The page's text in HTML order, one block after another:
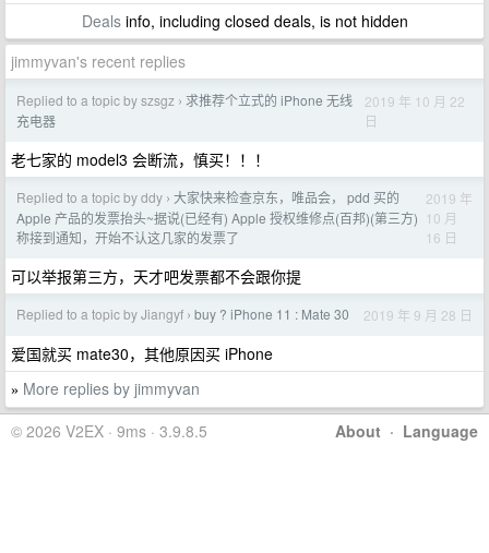
Dealsinfo, including closed deals, is not hidden
jimmyvan's recent replies
Replied to a topic by szsgz › 求推荐个立式的 iPhone 无线
充电器
2019 年 10 月 22
日
老七家的 model3 会断流，慎买！！！
Replied to a topic by ddy › 大家快来检查京东，唯品会， pdd 买的
Apple 产品的发票抬头~据说(已经有) Apple 授权维修点(百邦)(第三方)
称接到通知，开始不认这几家的发票了
2019 年
10 月
16 日
可以举报第三方，天才吧发票都不会跟你提
Replied to a topic by Jiangyf › buy ? iPhone 11 : Mate 30 2019 年 9 月 28 日
爱国就买 mate30，其他原因买 iPhone
» More replies by jimmyvan
About · Language
© 2026 V2EX · 9ms · 3.9.8.5